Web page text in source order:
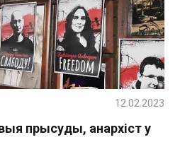
прысуды, анархіст у
12.02.2023